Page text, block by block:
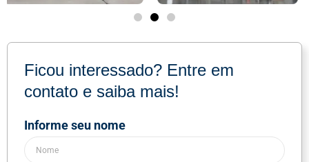
Ficou interessado? Entre em
contato e saiba mais!
Informe seu nome